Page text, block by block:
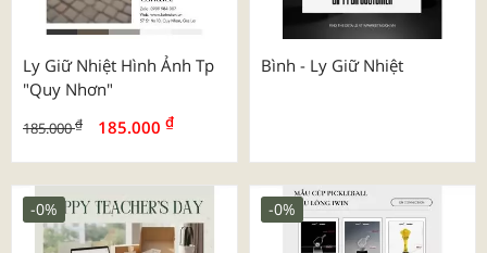
Ly Giữ Nhiệt Hình Ảnh Tp
"quy Nhơn"
185.000₫ 185.000 ₫
Bình - Ly Giữ Nhiệt
-0% -0%